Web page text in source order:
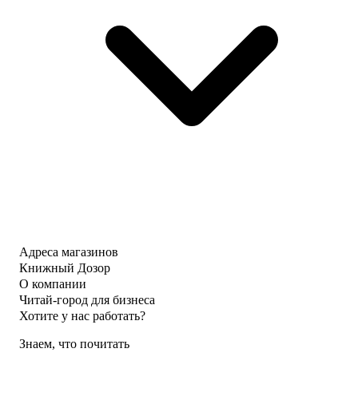
Адреса магазинов
Книжный Дозор
О компании
Читай-город для бизнеса
Хотите у нас работать?
Знаем, что почитать